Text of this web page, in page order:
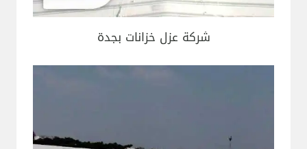
شركة عزل خزانات بجدة